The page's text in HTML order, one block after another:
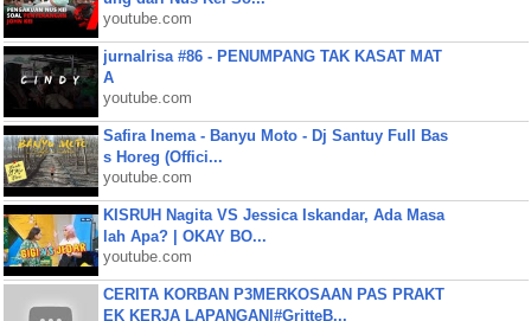
youtube.com
jurnalrisa #86 - PENUMPANG TAK KASAT MAT
A
youtube.com
Safira Inema - Banyu Moto - Dj Santuy Full Bas
s Horeg (Offici...
youtube.com
KISRUH Nagita VS Jessica Iskandar, Ada Masa
lah Apa? | OKAY BO...
youtube.com
CERITA KORBAN P3MERKOSAAN PAS PRAKT
EK KERJA LAPANGAN|#GritteB...